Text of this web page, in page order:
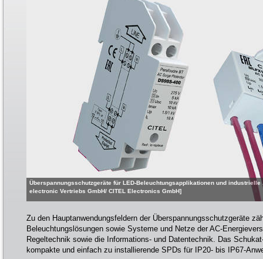
Überspannungsschutzgeräte für LED-Beleuchtungsapplikationen und
electronic Vertriebs GmbH/ CITEL Electronics GmbH]
Zu den Hauptanwendungsfeldern der Überspannungsschutzgeräte
Beleuchtungslösungen sowie Systeme und Netze der AC-
Regeltechnik sowie die Informations- und Datentechnik. Das
kompakte und einfach zu installierende SPDs für IP20- bis IP67-